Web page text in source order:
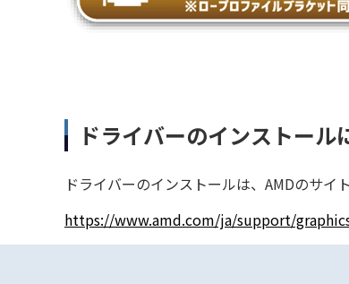
ドライバーのインストール
ドライバーのインストールは、AMDのサイ
https://www.amd.com/ja/support/